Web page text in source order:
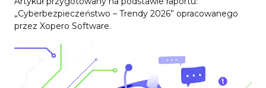
„Cyberbezpieczeństwo – Trendy 2026” opracowanego
przez Xopero Software.